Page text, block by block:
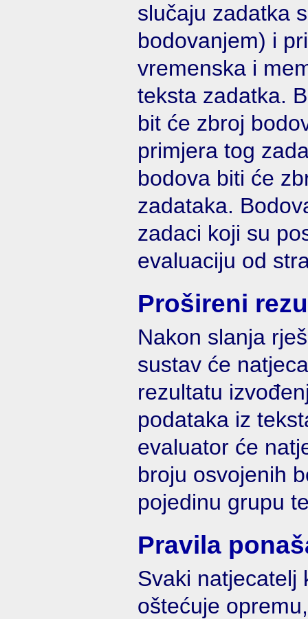
slučaju zadatka
bodovanjem) i
vremenska i
teksta zadatka.
bit će zbroj
primjera tog
bodova biti će
zadataka.
zadaci koji su
evaluaciju od
Prošireni
Nakon slanja
sustav će
rezultatu
podataka iz
evaluator će
broju osvojenih
pojedinu grupu
Pravila
Svaki natjecatelj
oštećuje